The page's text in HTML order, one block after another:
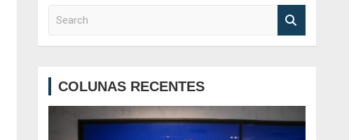
COLUNAS RECENTES